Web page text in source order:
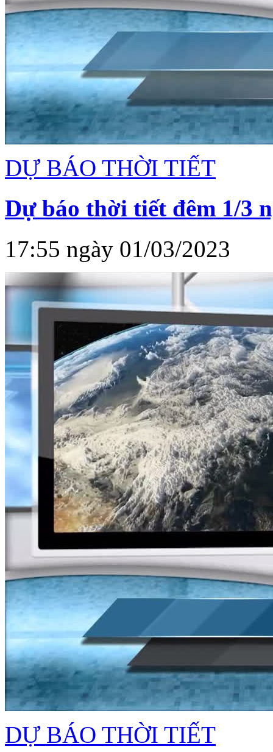
DỰ BÁO THỜI TIẾT
Dự báo thời tiết đêm 1/3
17:55 ngày 01/03/2023
DỰ BÁO THỜI TIẾT